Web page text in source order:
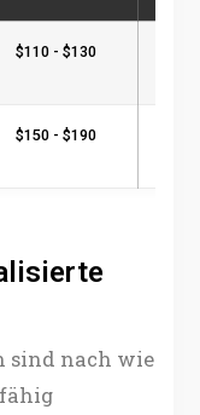
$110 - $130
$150 - $190
sind nach wie